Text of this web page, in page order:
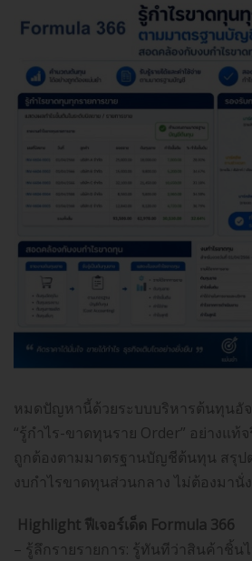
หมดปัญหานี้ด้วยระบบบริหารต้นทุนอั
“รู้กำไร-ขาดทุนราย Order” อย่างแท้จ
ถูกต้องตามมาตรฐานบัญชีต้นทุน สรุป
งบกำไรขาดทุนส่วนกลาง ไม่ต้องมานั่
Highlight ฟีเจอร์เด็ด Formula 366
– รู้ลึกรายรายการ: รู้ทันทีว่าสินค้าชิ้น